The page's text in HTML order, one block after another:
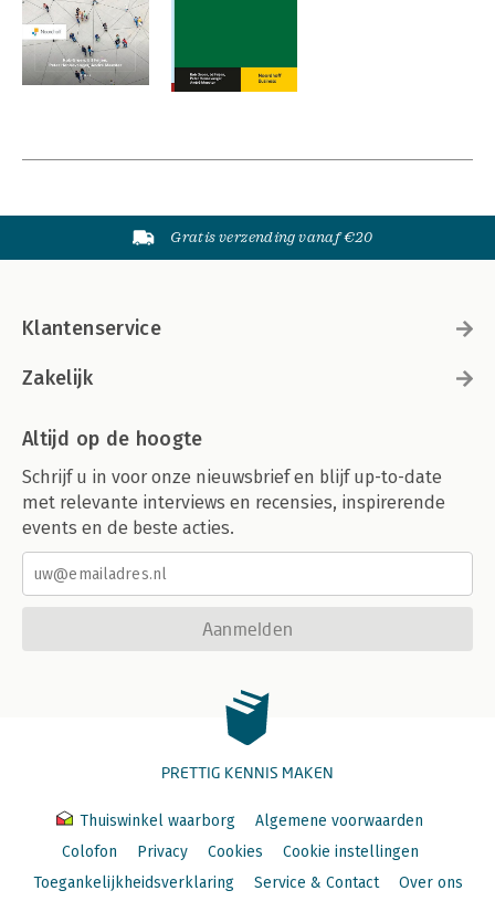
Gratis verzending vanaf €20
Klantenservice
Zakelijk
Altijd op de hoogte
Schrijf u in voor onze nieuwsbrief en blijf up-to-date
met relevante interviews en recensies, inspirerende
events en de beste acties.
Aanmelden
PRETTIG KENNIS MAKEN
Thuiswinkel waarborg
Algemene voorwaarden
Colofon
Privacy Cookies
Cookie instellingen
Toegankelijkheidsverklaring
Service & Contact Over ons